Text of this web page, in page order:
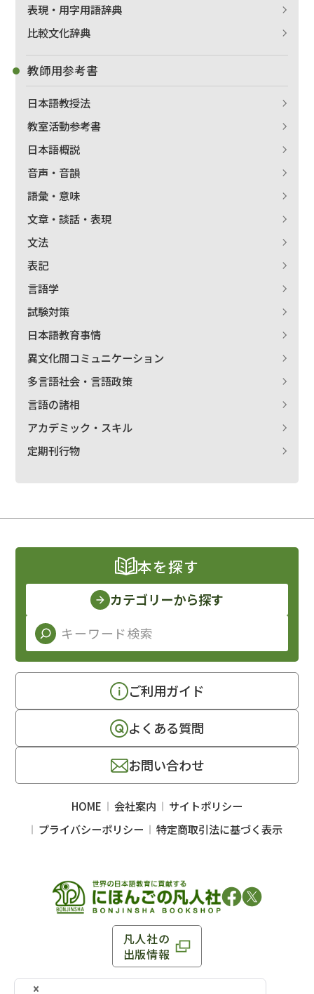
表現・用字用語辞典
比較文化辞典
教師用参考書
日本語教授法
教室活動参考書
日本語概説
音声・音韻
語彙・意味
文章・談話・表現
文法
表記
言語学
試験対策
日本語教育事情
異文化間コミュニケーション
多言語社会・言語政策
言語の諸相
アカデミック・スキル
定期刊行物
凡人社の
出版情報
〒102-0093 東京都千代田区平河町 1-3-13 8F
本を探す
カテゴリーから探す
ご利用ガイド
よくある質問
お問い合わせ
HOME 会社案内
サイトポリシー
プライバシーポリシー
特定商取引法に基づく表示